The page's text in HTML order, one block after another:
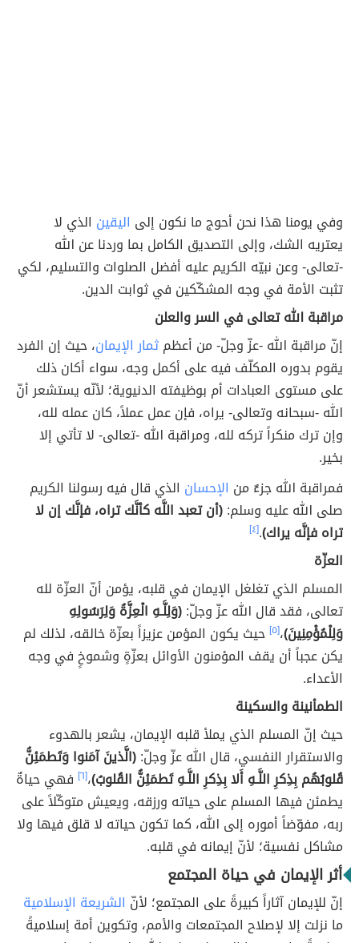
وفي يومنا هذا نحن أحوج ما نكون إلى اليقين الذي لا
يعتريه الشك، وإلى التصديق الكامل بما وردنا عن الله
-تعالى- وعن نبيّه الكريم عليه أفضل الصلوات والتسليم، لكي
تثبت الأمة في وجه المشكّكين في ثوابت الدين.
مراقبة الله تعالى في السر والعلن
إنّ مراقبة الله -عزّ وجلّ- من أعظمثمار الإيمان، حيث إن الفرد
يقوم بدوره المكلّف فيه على أكمل وجه، سواء أكان ذلك
على مستوى العبادات أم بوظيفته الدنيوية؛ لأنّه يستشعر أنّ
الله -سبحانه وتعالى- يراه، فإن عمل عملاََ، كان عمله لله،
وإن ترك منكراََ تركه لله، ومراقبة الله -تعالى- لا تأتي إلا
بخير.
فمراقبة الله جزءٌ من الإحسان الذي قال فيه رسولنا الكريم
صلى الله عليه وسلم:(أن تعبد اللَّه كأنَّك تراه، فإنَّك إن لا
تراه فإنَّه يراك).[٤]
العزّة
المسلم الذي تغلغل الإيمان في قلبه، يؤمن أنّ العزّة لله
تعالى، فقد قال الله عزّ وجلّ:(وَلِلَّـهِ الْعِزَّةُ وَلِرَسُولِهِ
وَلِلْمُؤْمِنِينَ)،[٥]
حيث يكون المؤمن عزيزاََ بعزّة خالقه، لذلك لم
يكن عجباََ أن يقف المؤمنون الأوائل بعزّةٍ وشموخٍ في وجه
الأعداء.
الطمأنينة والسكينة
حيث إنّ المسلم الذي يملأ قلبه الإيمان، يشعر بالهدوء
والاستقرار النفسي، قال الله عزّ وجلّ:(الَّذينَ آمَنوا وَتَطمَئِنُّ
قُلوبُهُم بِذِكرِ اللَّـهِ أَلا بِذِكرِ اللَّـهِ تَطمَئِنُّ القُلوبُ)،[٦]
فهي حياةٌ
يطمئن فيها المسلم على حياته ورزقه، ويعيش متوكّلاََ على
ربه، مفوّضاََ أموره إلى الله، كما تكون حياته لا قلق فيها ولا
مشاكل نفسية؛ لأنّ إيمانه في قلبه.
أثر الإيمان في حياة المجتمع
إنّ للإيمان آثاراً كبيرةً على المجتمع؛ لأنّ الشريعة الإسلامية
ما نزلت إلا لإصلاح المجتمعات والأمم، وتكوين أمة إسلاميةً